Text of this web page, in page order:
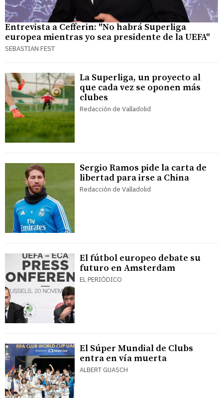
Entrevista a Cefferin: "No habrá Superliga
europea mientras yo sea presidente de la UEFA"
SEBASTIAN FEST
La Superliga, un proyecto al
que cada vez se oponen más
clubes
Redacción de Valladolid
Sergio Ramos pide la carta de
libertad para irse a China
Redacción de Valladolid
El fútbol europeo debate su
futuro en Amsterdam
EL PERIÓDICO
El Súper Mundial de Clubs
entra en vía muerta
ALBERT GUASCH